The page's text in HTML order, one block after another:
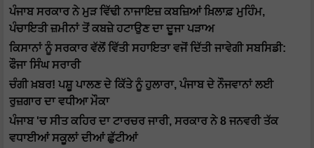
ਪੰਜਾਬ ਸਰਕਾਰ ਨੇ ਮੁੜ ਵਿੱਢੀ ਨਾਜਾਇਜ਼ ਕਬਜ਼ਿਆਂ ਖ਼ਿਲਾਫ਼ ਮੁਹਿੰਮ,
ਪੰਚਾਇਤੀ ਜ਼ਮੀਨਾਂ ਤੋਂ ਕਬਜ਼ੇ ਹਟਾਉਣ ਦਾ ਦੂਜਾ ਪੜਾਅ
ਕਿਸਾਨਾਂ ਨੂੰ ਸਰਕਾਰ ਵੱਲੋਂ ਵਿੱਤੀ ਸਹਾਇਤਾ ਵਜੋਂ ਦਿੱਤੀ ਜਾਵੇਗੀ ਸਬਸਿਡੀ:
ਫੌਜਾ ਸਿੰਘ ਸਰਾਰੀ
ਚੰਗੀ ਖ਼ਬਰ! ਪਸ਼ੂ ਪਾਲਣ ਦੇ ਕਿੱਤੇ ਨੂੰ ਹੁਲਾਰਾ, ਪੰਜਾਬ ਦੇ ਨੌਜਵਾਨਾਂ ਲਈ
ਰੁਜ਼ਗਾਰ ਦਾ ਵਧੀਆ ਮੌਕਾ
ਪੰਜਾਬ 'ਚ ਸੀਤ ਕਹਿਰ ਦਾ ਟਾਰਚਰ ਜਾਰੀ, ਸਰਕਾਰ ਨੇ 8 ਜਨਵਰੀ ਤੱਕ
ਵਧਾਈਆਂ ਸਕੂਲਾਂ ਦੀਆਂ ਛੁੱਟੀਆਂ